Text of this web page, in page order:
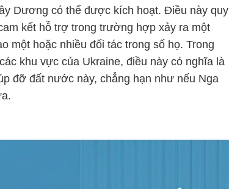
Dương có thể được kích hoạt. Điều này quy
kết hỗ trợ trong trường hợp xảy ra một
một hoặc nhiều đối tác trong số họ. Trong
khu vực của Ukraine, điều này có nghĩa là
đỡ đất nước này, chẳng hạn như nếu Nga